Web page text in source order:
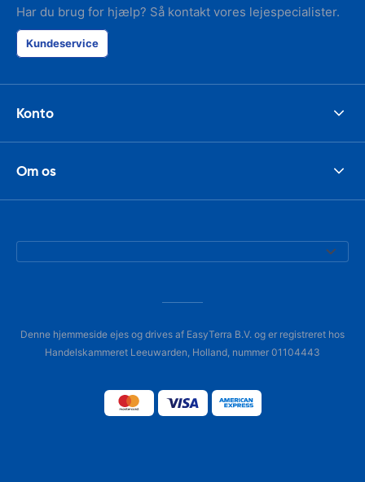
Har du brug for hjælp? Så kontakt vores lejespecialister.
Kundeservice
Konto
Om os
Denne hjemmeside ejes og drives af EasyTerra B.V. og er registreret hos
Handelskammeret Leeuwarden, Holland, nummer 01104443